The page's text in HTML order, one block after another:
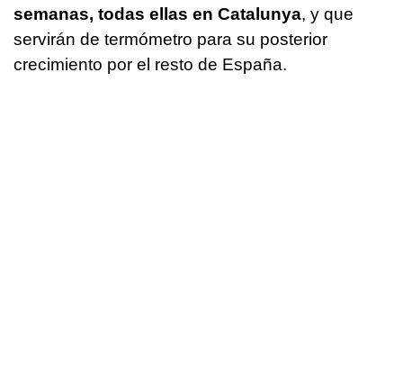
semanas, todas ellas en Catalunya, y que
servirán de termómetro para su posterior
crecimiento por el resto de España.